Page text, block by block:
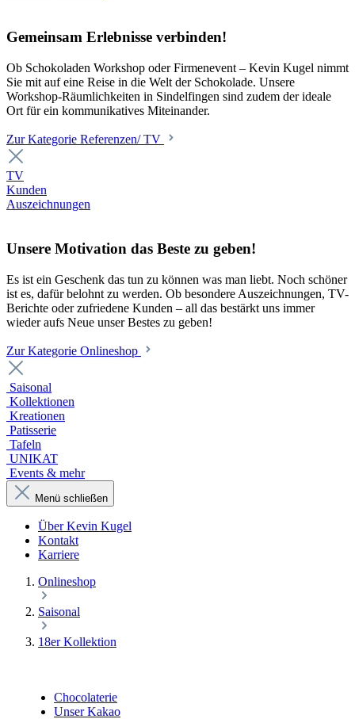
Gemeinsam Erlebnisse verbinden!
Ob Schokoladen Workshop oder Firmenevent – Kevin Kugel nimmt
Sie mit auf eine Reise in die Welt der Schokolade. Unsere
Workshop-Räumlichkeiten in Sindelfingen sind zudem der ideale
Ort für ein kommunikatives Miteinander.
Zur Kategorie Referenzen/ TV
TV
Kunden
Auszeichnungen
Unsere Motivation das Beste zu geben!
Es ist ein Geschenk das tun zu können was man liebt. Noch schöner
ist es, dafür belohnt zu werden. Ob besondere Auszeichnungen, TV-
Berichte oder zufriedene Kunden – all das bestärkt uns immer
wieder aufs Neue unser Bestes zu geben!
Zur Kategorie Onlineshop
Saisonal
Kollektionen
Kreationen
Patisserie
Tafeln
UNIKAT
Events & mehr
Menü schließen
Über Kevin Kugel
Kontakt
Karriere
Onlineshop
Saisonal
18er Kollektion
Chocolaterie
Unser Kakao